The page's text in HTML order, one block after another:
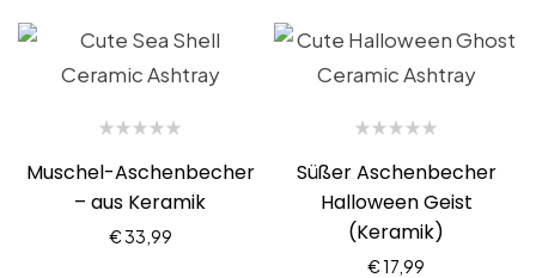
Muschel-Aschenbecher
– aus Keramik
€33,99
Süßer Aschenbecher
Halloween Geist
(Keramik)
€17,99